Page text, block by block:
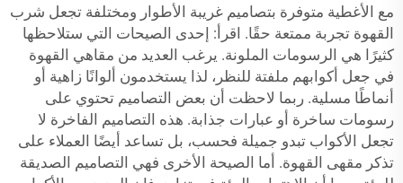
مع الأغطية متوفرة بتصاميم غريبة الأطوار ومختلفة تجعل شرب
القهوة تجربة ممتعة حقًا. اقرأ: إحدى الصيحات التي ستلاحظها
كثيرًا هي الرسومات الملونة. يرغب العديد من مقاهي القهوة
في جعل أكوابهم ملفتة للنظر، لذا يستخدمون ألوانًا زاهية أو
أنماطًا مسلية. ربما لاحظت أن بعض التصاميم تحتوي على
رسومات ساخرة أو عبارات جذابة. هذه التصاميم الفاخرة لا
تجعل الأكواب تبدو جميلة فحسب، بل تساعد أيضًا العملاء على
تذكر مقهى القهوة. أما الصيحة الأخرى فهي التصاميم الصديقة